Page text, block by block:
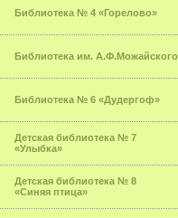
Библиотека № 4 «Горелово»
Библиотека им. А.Ф.Можайского
Библиотека № 6 «Дудергоф»
Детская библиотека № 7
«Улыбка»
Детская библиотека № 8
«Синяя птица»